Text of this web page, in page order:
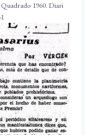
1960. Diari